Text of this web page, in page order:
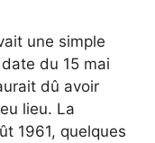
une simple
du 15 mai
dû avoir
lieu. La
1961, quelques